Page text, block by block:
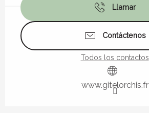
Llamar
Contáctenos
Todos los contactos
www.gitelorchis.fr